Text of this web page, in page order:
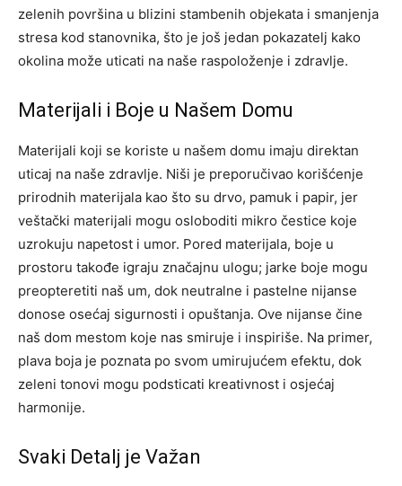
zelenih površina u blizini stambenih objekata i smanjenja
stresa kod stanovnika, što je još jedan pokazatelj kako
okolina može uticati na naše raspoloženje i zdravlje.
Materijali i Boje u Našem Domu
Materijali koji se koriste u našem domu imaju direktan
uticaj na naše zdravlje. Niši je preporučivao korišćenje
prirodnih materijala kao što su drvo, pamuk i papir, jer
veštački materijali mogu osloboditi mikro čestice koje
uzrokuju napetost i umor. Pored materijala, boje u
prostoru takođe igraju značajnu ulogu; jarke boje mogu
preopteretiti naš um, dok neutralne i pastelne nijanse
donose osećaj sigurnosti i opuštanja. Ove nijanse čine
naš dom mestom koje nas smiruje i inspiriše. Na primer,
plava boja je poznata po svom umirujućem efektu, dok
zeleni tonovi mogu podsticati kreativnost i osjećaj
harmonije.
Svaki Detalj je Važan